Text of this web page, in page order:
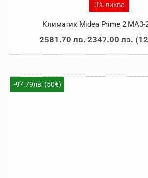
0% лихва
Климатик Midea Prime 2 MA3-
2581.70лв. Original
price
2347.00 лв. (
-97.79лв. (50€)